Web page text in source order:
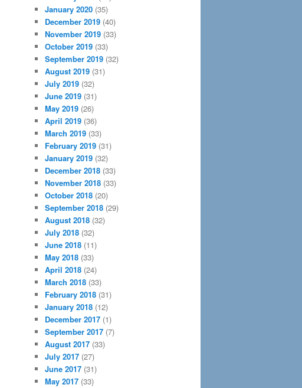
January 2020 (35)
December 2019 (40)
November 2019 (33)
October 2019 (33)
September 2019 (32)
August 2019 (31)
July 2019 (32)
June 2019 (31)
May 2019 (26)
April 2019 (36)
March 2019 (33)
February 2019 (31)
January 2019 (32)
December 2018 (33)
November 2018 (33)
October 2018 (20)
September 2018 (29)
August 2018 (32)
July 2018 (32)
June 2018 (11)
May 2018 (33)
April 2018 (24)
March 2018 (33)
February 2018 (31)
January 2018 (12)
December 2017 (1)
September 2017 (7)
August 2017 (33)
July 2017 (27)
June 2017 (31)
May 2017 (33)